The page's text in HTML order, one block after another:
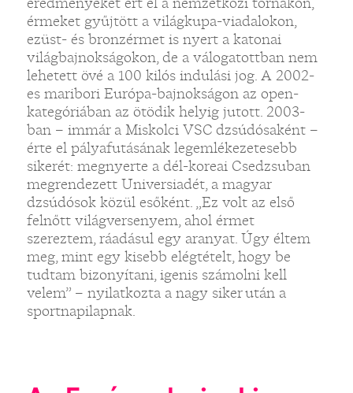
érmeket gyűjtött a világkupa-viadalokon,
ezüst- és bronzérmet is nyert a katonai
világbajnokságokon, de a válogatottban nem
lehetett övé a 100 kilós indulási jog. A 2002-
es maribori Európa-bajnokságon az open-
kategóriában az ötödik helyig jutott. 2003-
ban – immár a Miskolci VSC dzsúdósaként –
érte el pályafutásának legemlékezetesebb
sikerét: megnyerte a dél-koreai Csedzsuban
megrendezett Universiadét, a magyar
dzsúdósok közül esőként. „Ez volt az első
felnőtt világversenyem, ahol érmet
szereztem, ráadásul egy aranyat. Úgy éltem
meg, mint egy kisebb elégtételt, hogy be
tudtam bizonyítani, igenis számolni kell
velem” – nyilatkozta a nagy siker után a
sportnapilapnak.